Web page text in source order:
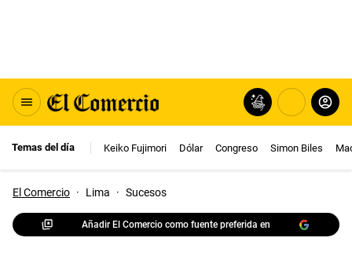
Temas del día Keiko Fujimori Dólar Congreso Simon Biles
El Comercio · Lima · Sucesos
Añadir El Comercio como fuente preferida en